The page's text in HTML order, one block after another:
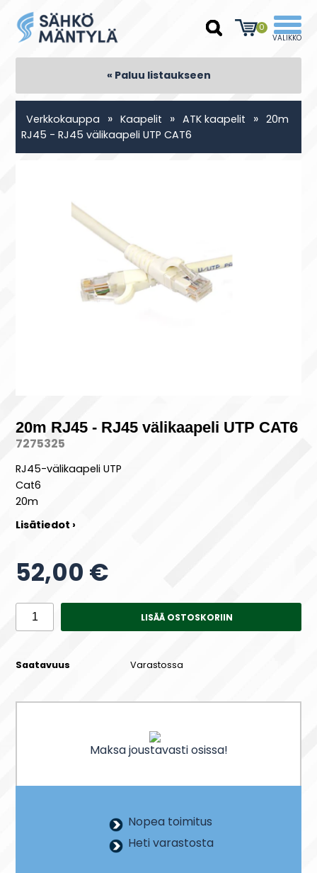
0
« Paluu listaukseen
Verkkokauppa » Kaapelit » ATK kaapelit » 20m
RJ45 - RJ45 välikaapeli UTP CAT6
20m RJ45 - RJ45 välikaapeli UTP CAT6
7275325
RJ45-välikaapeli UTP
Cat6
20m
Lisätiedot ›
52,00 €
LISÄÄ OSTOSKORIIN
Saatavuus Varastossa
Maksa joustavasti osissa!
Nopea toimitus
Heti varastosta